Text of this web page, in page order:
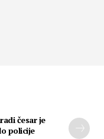
česar je
policije